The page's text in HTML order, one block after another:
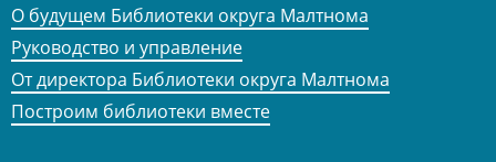
О будущем Библиотеки округа Малтнома
Руководство и управление
От директора Библиотеки округа Малтнома
Построим библиотеки вместе